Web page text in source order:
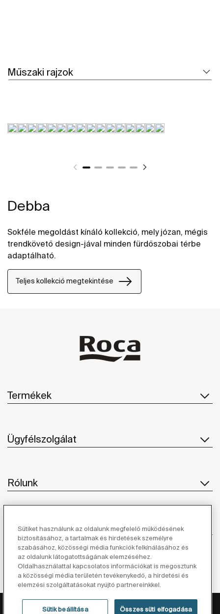
Műszaki rajzok
Debba
Sokféle megoldást kínáló kollekció, mely józan, mégis
trendkövető design-jával minden fürdőszobai térbe
adaptálható.
Teljes kollekció megtekintése
Termékek
Ügyfélszolgálat
Rólunk
Ihlet
Kövessen minket
Adatvédelmi Tájékoztató
Sütiket használunk az oldalunk megfelelő működésének
biztosításához, a tartalmak és hirdetések személyre
szabásához, közösségi média funkciók felkínálásához és
az oldalunk látogatottságának elemzéséhez.
Oldalhasználattal kapcsolatos információkat is megosztunk
a közösségi média területén tevékenykedő, a hirdetési és
elemzési szolgáltatásokat nyújtó partnereinkkel.
Sütik beállítása Összes süti elfogadása